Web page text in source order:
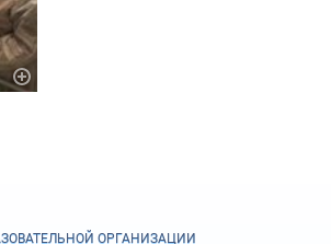
ОРГАНИЗАЦИИ